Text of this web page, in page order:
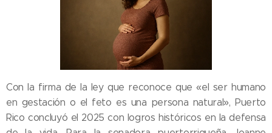
Con la firma de la ley que reconoce que «el ser humano
en gestación o el feto es una persona natural», Puerto
Rico concluyó el 2025 con logros históricos en la defensa